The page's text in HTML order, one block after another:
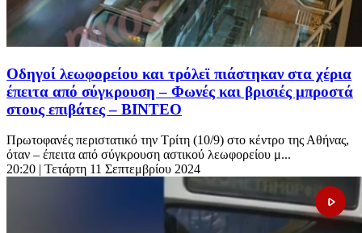
Οδηγοί λεωφορείου και τρόλεϊ πιάστηκαν στα χέρια
έπειτα από σύγκρουση – Φωνές και βρισιές μπροστά
στους επιβάτες – ΒΙΝΤΕΟ
Πρωτοφανές περιστατικό την Τρίτη (10/9) στο κέντρο της Αθήνας,
όταν – έπειτα από σύγκρουση αστικού λεωφορείου μ...
20:20 | Τετάρτη 11 Σεπτεμβρίου 2024